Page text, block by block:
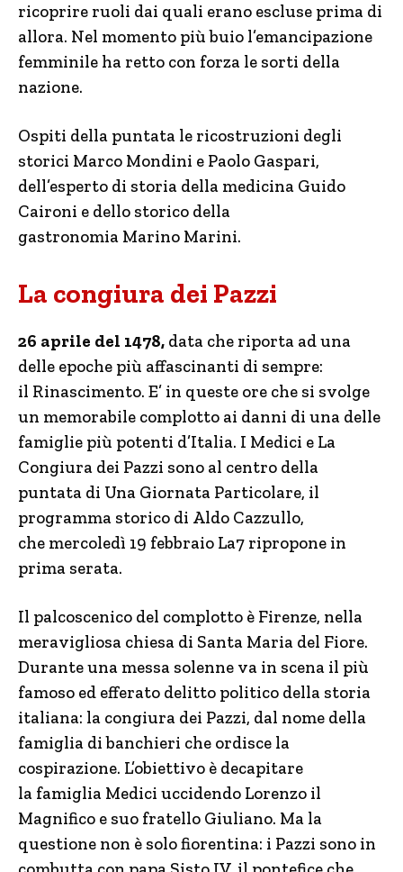
ricoprire ruoli dai quali erano escluse prima di
allora. Nel momento più buio l’emancipazione
femminile ha retto con forza le sorti della
nazione.
Ospiti della puntata le ricostruzioni degli
storici Marco Mondini e Paolo Gaspari,
dell’esperto di storia della medicina Guido
Caironi e dello storico della
gastronomia Marino Marini.
La congiura dei Pazzi
26 aprile del 1478, data che riporta ad una
delle epoche più affascinanti di sempre:
il Rinascimento. E’ in queste ore che si svolge
un memorabile complotto ai danni di una delle
famiglie più potenti d’Italia. I Medici e La
Congiura dei Pazzi sono al centro della
puntata di Una Giornata Particolare, il
programma storico di Aldo Cazzullo,
che mercoledì 19 febbraio La7 ripropone in
prima serata.
Il palcoscenico del complotto è Firenze, nella
meravigliosa chiesa di Santa Maria del Fiore.
Durante una messa solenne va in scena il più
famoso ed efferato delitto politico della storia
italiana: la congiura dei Pazzi, dal nome della
famiglia di banchieri che ordisce la
cospirazione. L’obiettivo è decapitare
la famiglia Medici uccidendo Lorenzo il
Magnifico e suo fratello Giuliano. Ma la
questione non è solo fiorentina: i Pazzi sono in